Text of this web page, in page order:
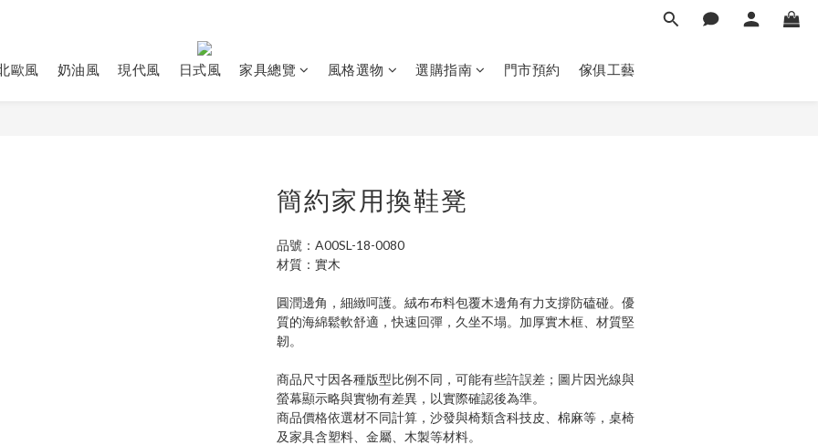
歐風 奶油風 現代風 日式風 家具總覽 風格選物 選購指南 門市預約 傢俱工藝
簡約家用換鞋凳
品號：A00SL-18-0080
材質：實木
圓潤邊角，細緻呵護。絨布布料包覆木邊角有力支撐防磕碰。優
質的海綿鬆軟舒適，快速回彈，久坐不塌。加厚實木框、材質堅
韌。
商品尺寸因各種版型比例不同，可能有些許誤差；圖片因光線與
螢幕顯示略與實物有差異，以實際確認後為準。
商品價格依選材不同計算，沙發與椅類含科技皮、棉麻等，桌椅
及家具含塑料、金屬、木製等材料。